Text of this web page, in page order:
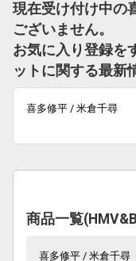
現在受け付け中の
ございません。
お気に入り登録を
ットに関する最新
喜多修平 / 米倉千尋
商品一覧
喜多修平 / 米倉千尋